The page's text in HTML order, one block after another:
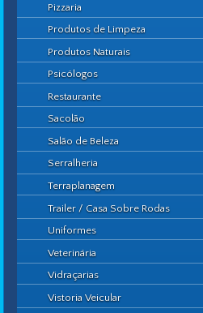
Pizzaria
Produtos de Limpeza
Produtos Naturais
Psicólogos
Restaurante
Sacolão
Salão de Beleza
Serralheria
Terraplanagem
Trailer / Casa Sobre Rodas
Uniformes
Veterinária
Vidraçarias
Vistoria Veicular